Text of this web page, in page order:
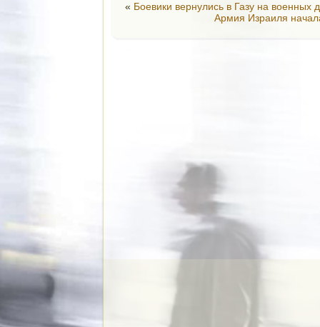
« Боевики вернулись в Газу на военных
Армия Израиля